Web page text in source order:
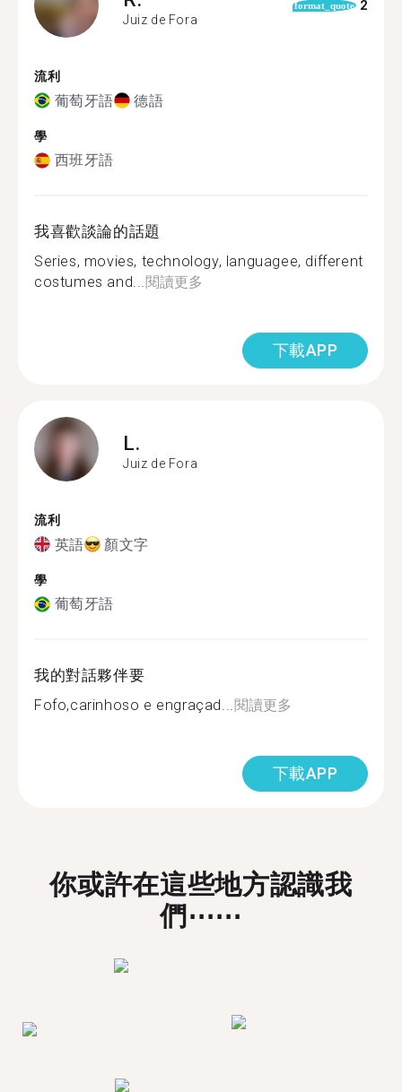
Juiz de Fora
format_quote 2
流利
葡萄牙語 德語
學
西班牙語
我喜歡談論的話題
Series, movies, technology, languagee, different
costumes and...閱讀更多
下載APP
L.
Juiz de Fora
流利
英語 顏文字
學
葡萄牙語
我的對話夥伴要
Fofo,carinhoso e engraçad...閱讀更多
下載APP
你或許在這些地方認識我
們⋯⋯